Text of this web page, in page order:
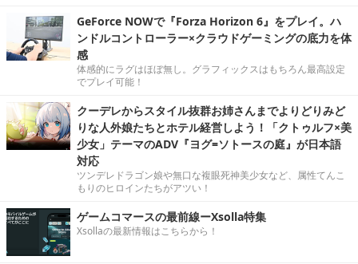
GeForce NOWで『Forza Horizon 6』をプレイ。ハ
ンドルコントローラー×クラウドゲーミングの底力を体
感
体感的にラグはほぼ無し。グラフィックスはもちろん最高設定
でプレイ可能！
クーデレからスタイル抜群お姉さんまでよりどりみど
りな人外娘たちとホテル経営しよう！「クトゥルフ×美
少女」テーマのADV『ヨグ=ソトースの庭』が日本語
対応
ツンデレドラゴン娘や無口な複眼死神美少女など、属性てんこ
もりのヒロインたちがアツい！
ゲームコマースの最前線ーXsolla特集
Xsollaの最新情報はこちらから！